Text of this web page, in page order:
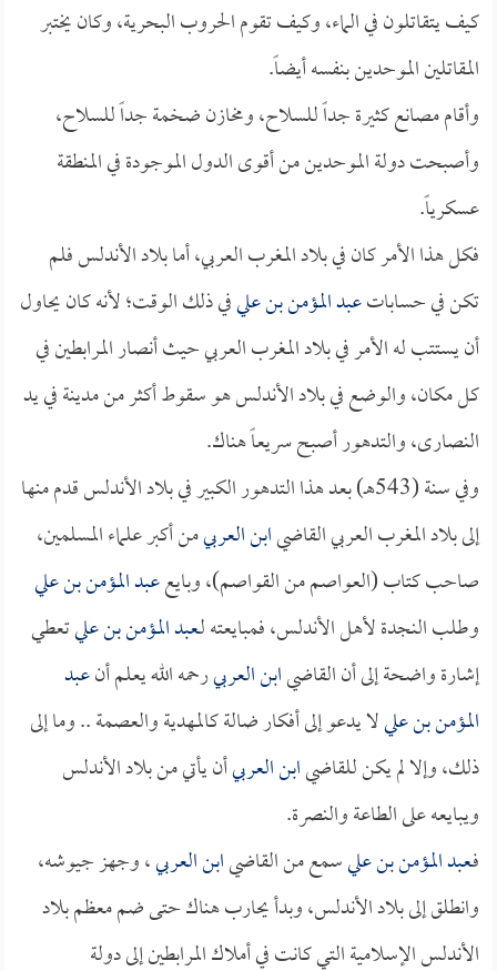
كيف يتقاتلون في الماء، وكيف تقوم الحروب البحرية، وكان يختبر
المقاتلين الموحدين بنفسه أيضاً.
وأقام مصانع كثيرة جداً للسلاح، ومخازن ضخمة جداً للسلاح،
وأصبحت دولة الموحدين من أقوى الدول الموجودة في المنطقة
عسكرياً.
فكل هذا الأمر كان في بلاد المغرب العربي، أما بلاد الأندلس فلم
تكن في حساباتعبد المؤمن بن عليفي ذلك الوقت؛ لأنه كان يحاول
أن يستتب له الأمر في بلاد المغرب العربي حيث أنصار المرابطين في
كل مكان، والوضع في بلاد الأندلس هو سقوط أكثر من مدينة في يد
النصارى، والتدهور أصبح سريعاً هناك.
وفي سنة (543هـ) بعد هذا التدهور الكبير في بلاد الأندلس قدم منها
إلى بلاد المغرب العربي القاضيابن العربيمن أكبر علماء المسلمين،
صاحب كتاب (العواصم من القواصم)، وبايععبد المؤمن بن علي
وطلب النجدة لأهل الأندلس، فمبايعته لـعبد المؤمن بن عليتعطي
إشارة واضحة إلى أن القاضيابن العربيرحمه الله يعلم أنعبد
المؤمن بن عليلا يدعو إلى أفكار ضالة كالمهدية والعصمة .. وما إلى
ذلك، وإلا لم يكن للقاضيابن العربيأن يأتي من بلاد الأندلس
ويبايعه على الطاعة والنصرة.
فـعبد المؤمن بن عليسمع من القاضيابن العربي، وجهز جيوشه،
وانطلق إلى بلاد الأندلس، وبدأ يحارب هناك حتى ضم معظم بلاد
الأندلس الإسلامية التي كانت في أملاك المرابطين إلى دولة